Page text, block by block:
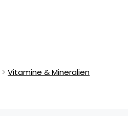
Vitamine & Mineralien